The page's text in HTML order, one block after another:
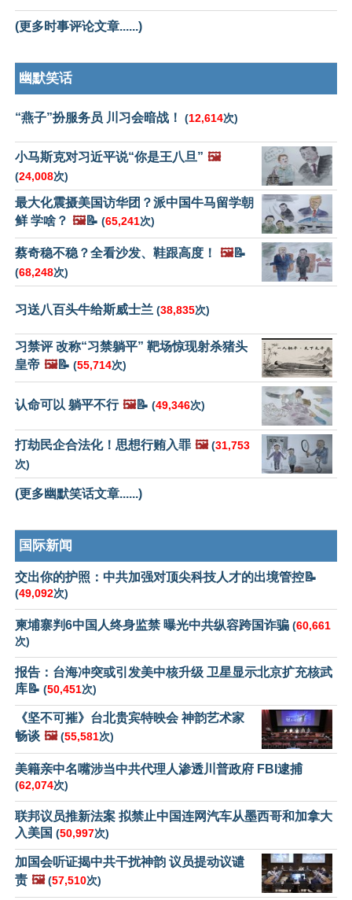
(更多时事评论文章......)
幽默笑话
“燕子”扮服务员 川习会暗战！ (12,614次)
小马斯克对习近平说“你是王八旦” 🖼️
(24,008次)
最大化震摄美国访华团？派中国牛马留学朝
鲜 学啥？ 🖼️📝 (65,241次)
蔡奇稳不稳？全看沙发、鞋跟高度！ 🖼️📝
(68,248次)
习送八百头牛给斯威士兰 (38,835次)
习禁评 改称“习禁躺平” 靶场惊现射杀猪头
皇帝 🖼️📝 (55,714次)
认命可以 躺平不行 🖼️📝 (49,346次)
打劫民企合法化！思想行贿入罪 🖼️ (31,753
次)
(更多幽默笑话文章......)
国际新闻
交出你的护照：中共加强对顶尖科技人才的出境管控📝
(49,092次)
柬埔寨判6中国人终身监禁 曝光中共纵容跨国诈骗 (60,661
次)
报告：台海冲突或引发美中核升级 卫星显示北京扩充核武
库📝 (50,451次)
《坚不可摧》台北贵宾特映会 神韵艺术家
畅谈 🖼️ (55,581次)
美籍亲中名嘴涉当中共代理人渗透川普政府 FBI逮捕
(62,074次)
联邦议员推新法案 拟禁止中国连网汽车从墨西哥和加拿大
入美国 (50,997次)
加国会听证揭中共干扰神韵 议员提动议谴
责 🖼️ (57,510次)